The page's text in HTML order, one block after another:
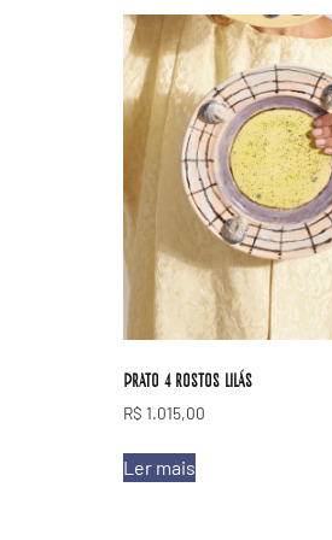
Prato 4 rostos lilás
R$ 1.015,00
Ler mais